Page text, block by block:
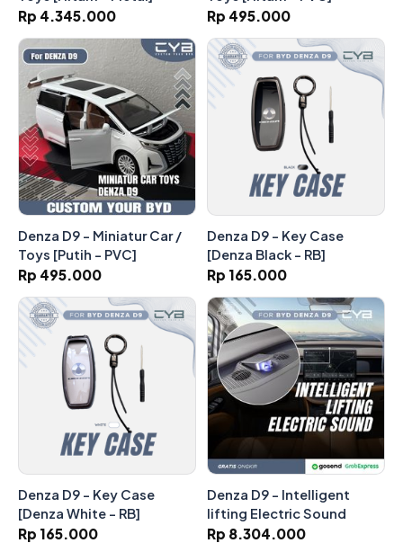
Rp 4.345.000 Rp 495.000
Denza D9 - Miniatur Car /
Toys [Putih - PVC]
Rp 495.000
Denza D9 - Key Case
[Denza Black - RB]
Rp 165.000
Denza D9 - Key Case
[Denza White - RB]
Rp 165.000
Denza D9 - Intelligent
lifting Electric Sound
Rp 8.304.000